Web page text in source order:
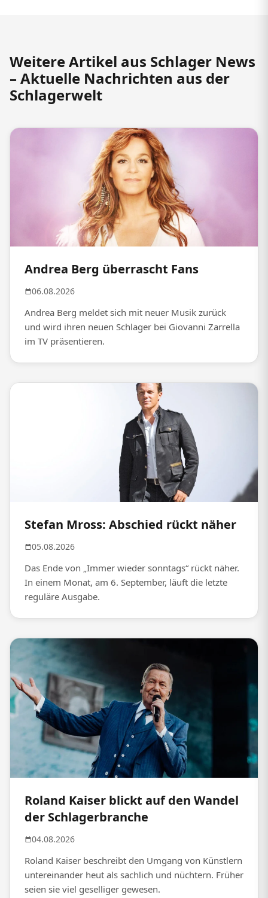
Weitere Artikel aus Schlager News
– Aktuelle Nachrichten aus der
Schlagerwelt
Andrea Berg überrascht Fans
06.08.2026
Andrea Berg meldet sich mit neuer Musik zurück
und wird ihren neuen Schlager bei Giovanni Zarrella
im TV präsentieren.
Stefan Mross: Abschied rückt näher
05.08.2026
Das Ende von „Immer wieder sonntags“ rückt näher.
In einem Monat, am 6. September, läuft die letzte
reguläre Ausgabe.
Roland Kaiser blickt auf den Wandel
der Schlagerbranche
04.08.2026
Roland Kaiser beschreibt den Umgang von Künstlern
untereinander heut als sachlich und nüchtern. Früher
seien sie viel geselliger gewesen.